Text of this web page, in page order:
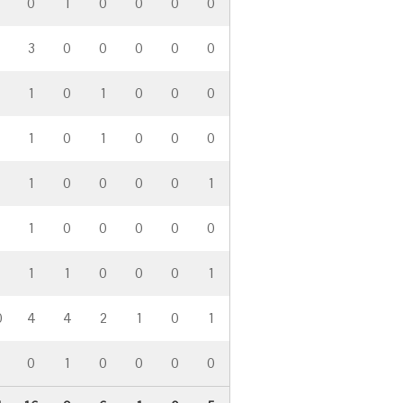
3 0 0 0 0 0
1 0 1 0 0 0
1 0 1 0 0 0
1 0 0 0 0 1
1 0 0 0 0 0
1 1 0 0 0 1
4 4 2 1 0 1
0 1 0 0 0 0